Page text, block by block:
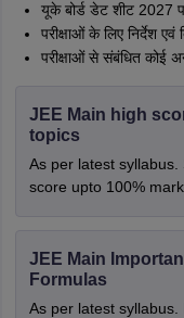
यूके बोर्ड डेट शीट 2027
परीक्षाओं के लिए निर्देश एवं
परीक्षाओं से संबंधित कोई
JEE Main high
topics
As per latest syllabus.
score upto 100%
JEE Main
Formulas
As per latest syllabus.